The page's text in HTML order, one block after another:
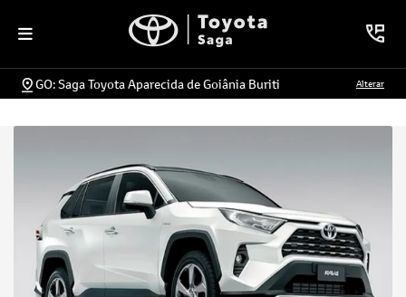
GO: Saga Toyota Aparecida de Goiânia Buriti Alterar